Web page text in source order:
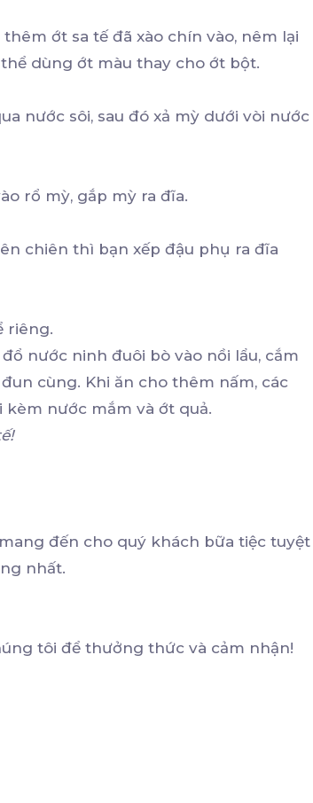
ớt sa tế đã xào chín vào, nêm lại
dùng ớt màu thay cho ớt bột.
nước sôi, sau đó xả mỳ dưới vòi nước
rổ mỳ, gắp mỳ ra đĩa.
chiên thì bạn xếp đậu phụ ra đĩa
riêng.
nước ninh đuôi bò vào nồi lẩu, cắm
cùng. Khi ăn cho thêm nấm, các
kèm nước mắm và ớt quả.
đến cho quý khách bữa tiệc tuyệt
nhất.
tôi để thưởng thức và cảm nhận!